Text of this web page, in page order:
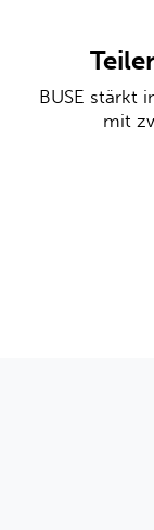
BUSE stärkt
mit